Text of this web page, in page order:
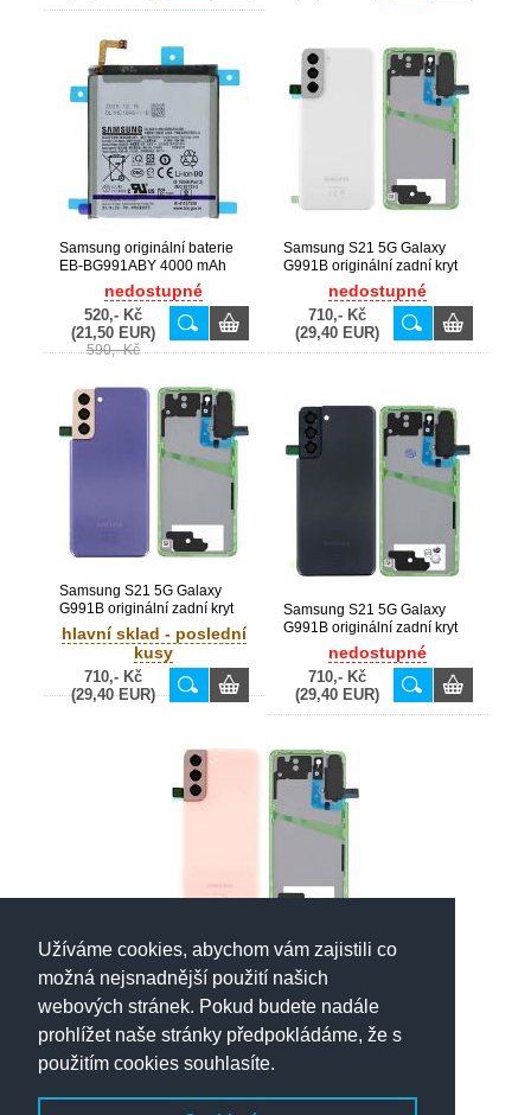
Užíváme cookies, abychom vám zajistili co
možná nejsnadnější použití našich
webových stránek. Pokud budete nadále
prohlížet naše stránky předpokládáme, že s
použitím cookies souhlasíte.
Samsung originální baterie
EB-BG991ABY 4000 mAh
pro Galaxy S21 / G990F,
G991B (Service pack) -
GH82-24537A
nedostupné
520,- Kč
(21,50 EUR)
590,- Kč
Samsung S21 5G Galaxy
G991B originální zadní kryt
baterie White / bílý (Service
Pack) - GH82-27262C
nedostupné
710,- Kč
(29,40 EUR)
Samsung S21 5G Galaxy
G991B originální zadní kryt
baterie Violet / fialový
(Service Pack) - GH82-
24519B, GH82-27262B
hlavní sklad - poslední
kusy
710,- Kč
(29,40 EUR)
Samsung S21 5G Galaxy
G991B originální zadní kryt
baterie Phantom Grey / šedý
(Service Pack) - GH82-
24519A
nedostupné
710,- Kč
(29,40 EUR)
Samsung S21 5G Galaxy
G991B originální zadní kryt
baterie Pink / růžový (Service
Pack) - GH82-24519D,
GH82-27262D
nedostupné
(30,20 EUR)